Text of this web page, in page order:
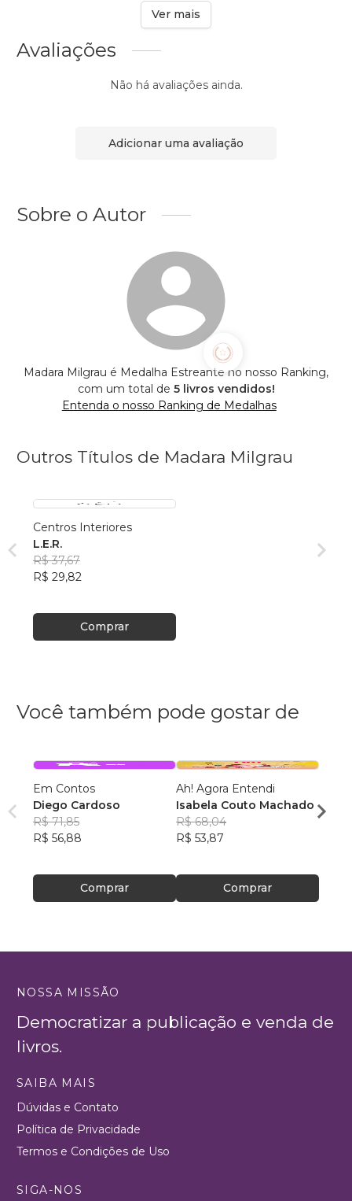
Ver mais
Avaliações
Não há avaliações ainda.
Adicionar uma avaliação
Sobre o Autor
Madara Milgrau é Medalha Estreante no nosso Ranking,
com um total de 5 livros vendidos!
Entenda o nosso Ranking de Medalhas
Outros Títulos de Madara Milgrau
Centros Interiores
L.E.R.
R$ 37,67
R$ 29,82
Comprar
Você também pode gostar de
Em Contos
Diego Cardoso
R$ 71,85
R$ 56,88
Comprar
Ah! Agora Entendi
Isabela Couto Machado
R$ 68,04
R$ 53,87
Comprar
R$
NOSSA MISSÃO
Democratizar a publicação e venda de
livros.
SAIBA MAIS
Dúvidas e Contato
Política de Privacidade
Termos e Condições de Uso
SIGA-NOS